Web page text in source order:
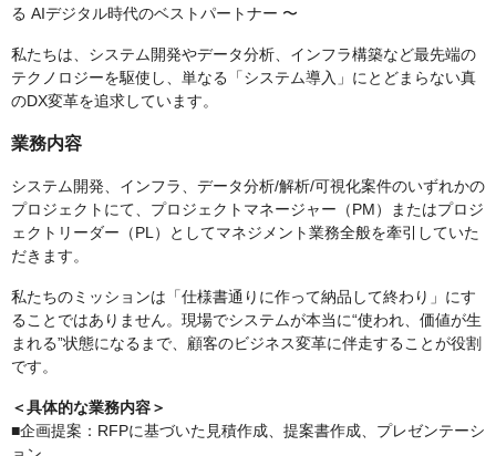
る AIデジタル時代のベストパートナー 〜
私たちは、システム開発やデータ分析、インフラ構築など最先端の
テクノロジーを駆使し、単なる「システム導入」にとどまらない真
のDX変革を追求しています。
業務内容
システム開発、インフラ、データ分析/解析/可視化案件のいずれかの
プロジェクトにて、プロジェクトマネージャー（PM）またはプロジ
ェクトリーダー（PL）としてマネジメント業務全般を牽引していた
だきます。
私たちのミッションは「仕様書通りに作って納品して終わり」にす
ることではありません。現場でシステムが本当に“使われ、価値が生
まれる”状態になるまで、顧客のビジネス変革に伴走することが役割
です。
＜具体的な業務内容＞
■企画提案：RFPに基づいた見積作成、提案書作成、プレゼンテーシ